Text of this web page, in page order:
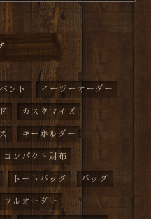
ント イージーオーダー
カスタマイズ
キーホルダー
コンパクト財布
トートバッグ バッグ
フルオーダー